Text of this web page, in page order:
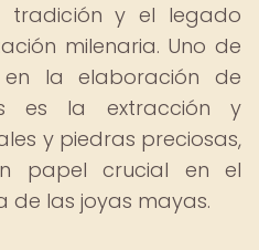
tradición y el legado
milenaria. Uno de
la elaboración de
es la extracción y
y piedras preciosas,
papel crucial en el
de las joyas mayas.